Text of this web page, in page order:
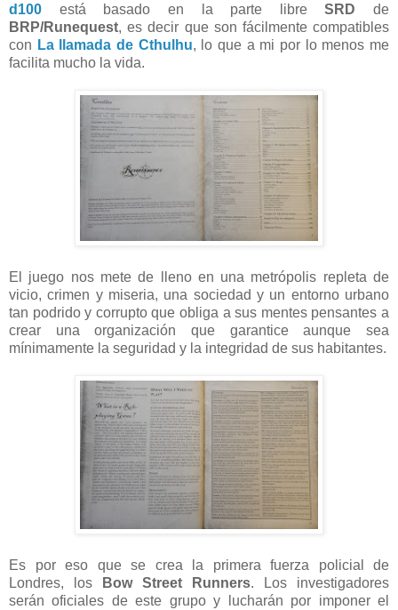
d100 está basado en la parte libreSRD de
BRP/Runequest, es decir que son fácilmente compatibles
con La llamada de Cthulhu, lo que a mi por lo menos me
facilita mucho la vida.
El juego nos mete de lleno en una metrópolis repleta de
vicio, crimen y miseria, una sociedad y un entorno urbano
tan podrido y corrupto que obliga a sus mentes pensantes a
crear una organización que garantice aunque sea
mínimamente la seguridad y la integridad de sus habitantes.
Es por eso que se crea la primera fuerza policial de
Londres, los
Bow Street Runners. Los investigadores
serán oficiales de este grupo y lucharán por imponer el